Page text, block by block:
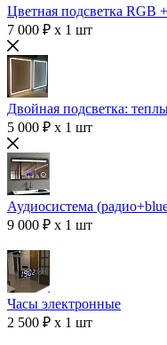
Цветная подсветка RGB
7 000 ₽ x 1 шт
Двойная подсветка:
5 000 ₽ x 1 шт
Аудиосистема
9 000 ₽ x 1 шт
Часы электронные
2 500 ₽ x 1 шт